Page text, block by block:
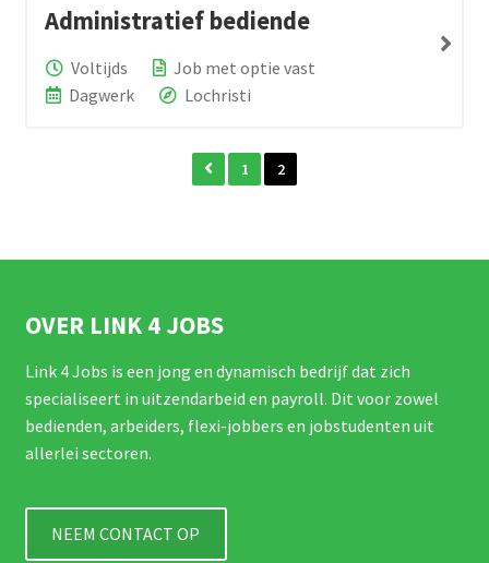
Administratief bediende
Voltijds
Job met optie vast
Dagwerk
Lochristi
1 2
OVER LINK 4 JOBS
Link 4 Jobs is een jong en dynamisch bedrijf dat zich
specialiseert in uitzendarbeid en payroll. Dit voor zowel
bedienden, arbeiders, flexi-jobbers en jobstudenten uit
allerlei sectoren.
NEEM CONTACT OP